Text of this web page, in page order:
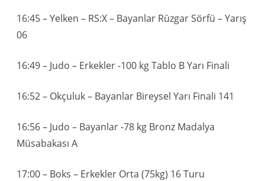
16:45 – Yelken – RS:X – Bayanlar Rüzgar Sörfü – Yarış
06
16:49 – Judo – Erkekler -100 kg Tablo B Yarı Finali
16:52 – Okçuluk – Bayanlar Bireysel Yarı Finali 141
16:56 – Judo – Bayanlar -78 kg Bronz Madalya
Müsabakası A
17:00 – Boks – Erkekler Orta (75kg) 16 Turu